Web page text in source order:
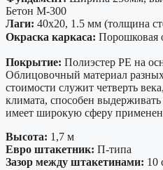
Бетон М-300
Лаги: 40х20, 1.5 мм (толщина
Окраска каркаса: Порошковая
Покрытие: Полиэстер PE на
Облицовочный материал
стоимости служит четверть
климата, способен
имеет широкую сферу
Высота: 1,7 м
Евро штакетник: П-типа
Зазор между штакетинами: 10